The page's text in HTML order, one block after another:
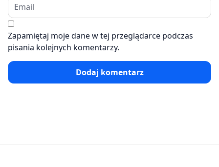
Zapamiętaj moje dane w tej przeglądarce podczas
pisania kolejnych komentarzy.
Dodaj komentarz